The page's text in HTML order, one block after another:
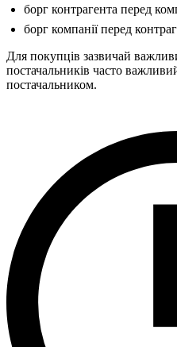
борг контрагента перед
борг компанії перед
Для покупців зазвичай
постачальників часто
постачальником.